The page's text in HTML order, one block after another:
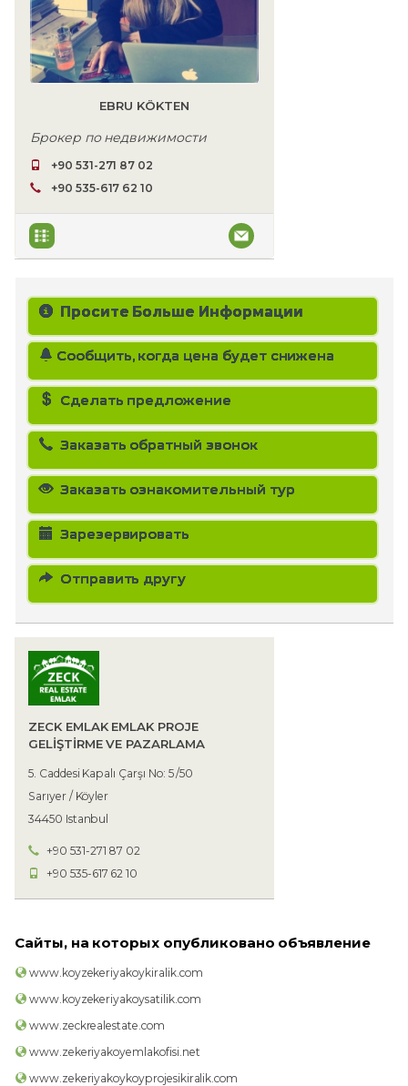
EBRU KÖKTEN
Брокер по недвижимости
+90 531-271 87 02
+90 535-617 62 10
Просите Больше Информации
Сообщить, когда цена будет снижена
Сделать предложение
Заказать обратный звонок
Заказать ознакомительный тур
Зарезервировать
Отправить другу
ZECK EMLAK EMLAK PROJE
GELİŞTİRME VE PAZARLAMA
5. Caddesi Kapalı Çarşı No: 5 /50
Sarıyer / Köyler
34450 Istanbul
+90 531-271 87 02
+90 535-617 62 10
Сайты, на которых опубликовано объявление
www.koyzekeriyakoykiralik.com
www.koyzekeriyakoysatilik.com
www.zeckrealestate.com
www.zekeriyakoyemlakofisi.net
www.zekeriyakoykoyprojesikiralik.com